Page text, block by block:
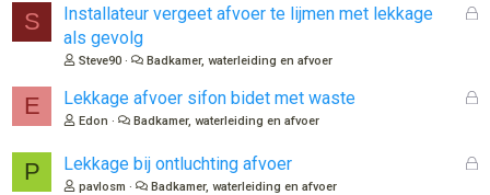
o
S
G
o
Installateur vergeet afvoer te lijmen met lekkage
als gevolg
Steve90 Badkamer, waterleiding en afvoer
E
G
Lekkage afvoer sifon bidet met waste
Edon Badkamer, waterleiding en afvoer
P
G
Lekkage bij ontluchting afvoer
pavlosm Badkamer, waterleiding en afvoer